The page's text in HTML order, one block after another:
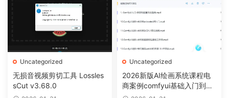
Uncategorized
无损音视频剪切工具 Lossles
sCut v3.68.0
Uncategorized
2026新版AI绘画系统课程电
商案例comfyui基础入门到精
通视频教程